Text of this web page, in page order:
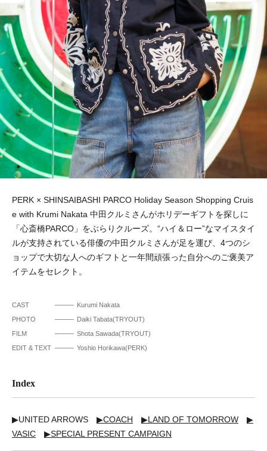
PERK × SHINSAIBASHI PARCO Holiday Season Shopping Cruis
e with Krumi Nakata 中田クルミさんがホリデーギフトを探しに
「心斎橋PARCO」をぶらりクルーズ。“ハイ＆ロー”なマイスタイ
ルが支持されている俳優の中田クルミさんが足を運び、4つのシ
ョップで大切な人へのギフトと一年間頑張った自分へのご褒美ア
イテムをセレクト。
CAST
Kurumi Nakata
PHOTO
Daiki Tabata(TRYOUT)
FILM
Shota Sawada(TRYOUT)
EDIT & TEXT
Yoshio Horikawa(PERK)
Index
▶UNITED ARROWS ▶COACH ▶LAND OF TOMORROW
▶
VASIC
▶SPECIAL PRESENT CAMPAIGN